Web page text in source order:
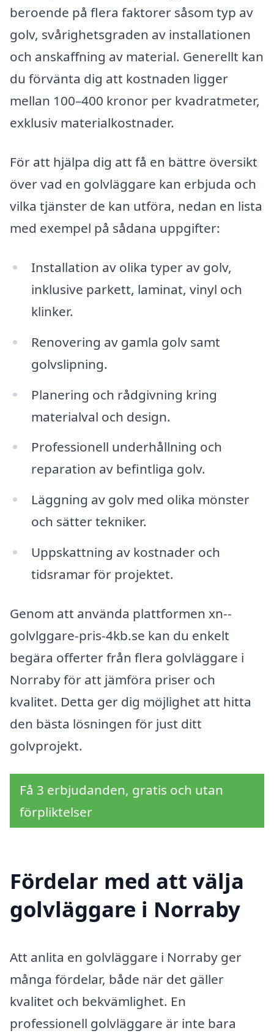
beroende på flera faktorer såsom typ av
golv, svårighetsgraden av installationen
och anskaffning av material. Generellt kan
du förvänta dig att kostnaden ligger
mellan 100–400 kronor per kvadratmeter,
exklusiv materialkostnader.
För att hjälpa dig att få en bättre översikt
över vad en golvläggare kan erbjuda och
vilka tjänster de kan utföra, nedan en lista
med exempel på sådana uppgifter:
Installation av olika typer av golv,
inklusive parkett, laminat, vinyl och
klinker.
Renovering av gamla golv samt
golvslipning.
Planering och rådgivning kring
materialval och design.
Professionell underhållning och
reparation av befintliga golv.
Läggning av golv med olika mönster
och sätter tekniker.
Uppskattning av kostnader och
tidsramar för projektet.
Genom att använda plattformen xn--
golvlggare-pris-4kb.se kan du enkelt
begära offerter från flera golvläggare i
Norraby för att jämföra priser och
kvalitet. Detta ger dig möjlighet att hitta
den bästa lösningen för just ditt
golvprojekt.
Få 3 erbjudanden, gratis och utan
förpliktelser
Fördelar med att välja
golvläggare i Norraby
Att anlita en golvläggare i Norraby ger
många fördelar, både när det gäller
kvalitet och bekvämlighet. En
professionell golvläggare är inte bara